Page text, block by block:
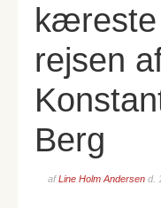
rejsen
Berg
afLine Holm Andersen d.